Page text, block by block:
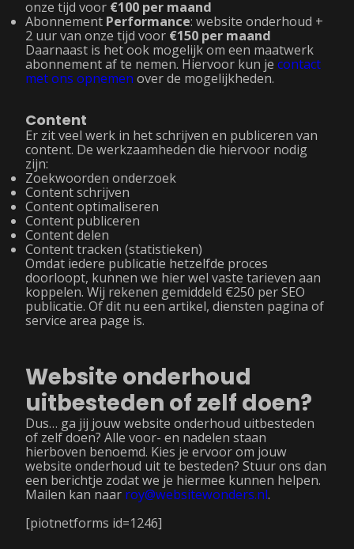
onze tijd voor €100 per maand
Abonnement Performance: website onderhoud +
2 uur van onze tijd voor €150 per maand
Daarnaast is het ook mogelijk om een maatwerk
abonnement af te nemen. Hiervoor kun je contact
met ons opnemen over de mogelijkheden.
Content
Er zit veel werk in het schrijven en publiceren van
content. De werkzaamheden die hiervoor nodig
zijn:
Zoekwoorden onderzoek
Content schrijven
Content optimaliseren
Content publiceren
Content delen
Content tracken (statistieken)
Omdat iedere publicatie hetzelfde proces
doorloopt, kunnen we hier wel vaste tarieven aan
koppelen. Wij rekenen gemiddeld €250 per SEO
publicatie. Of dit nu een artikel, diensten pagina of
service area page is.
Website onderhoud
uitbesteden of zelf doen?
Dus… ga jij jouw website onderhoud uitbesteden
of zelf doen? Alle voor- en nadelen staan
hierboven benoemd. Kies je ervoor om jouw
website onderhoud uit te besteden? Stuur ons dan
een berichtje zodat we je hiermee kunnen helpen.
Mailen kan naar roy@websitewonders.nl.
[piotnetforms id=1246]